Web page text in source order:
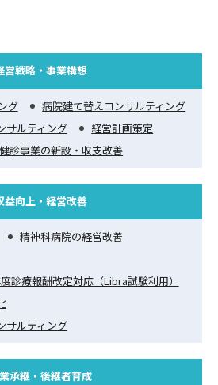
営戦略・事業構想
グ
病院建て替えコンサルティング
サルティング
経営計画策定
健診事業の新設・収支改善
益向上・経営改善
精神科病院の経営改善
診療報酬改定対応（Libra試験利用）
サルティング
承継・後継者育成